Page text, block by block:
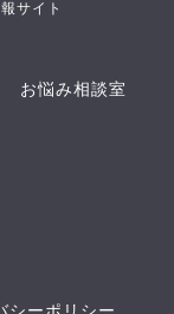
サイト
お悩み相談室